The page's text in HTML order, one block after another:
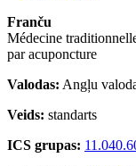
Franču
Médecine
par acuponcture
Valodas: Angļu
Veids: standarts
ICS grupas: